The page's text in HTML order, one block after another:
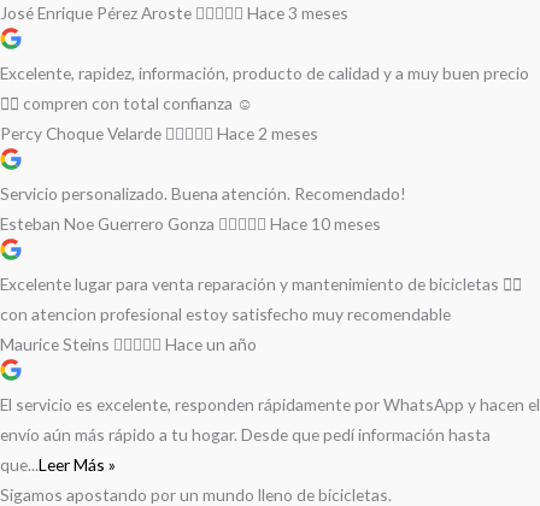
José Enrique Pérez Aroste Hace 3 meses
Excelente, rapidez, información, producto de calidad y a muy buen precio
👌🏻 compren con total confianza ☺️
Percy Choque Velarde
Hace 2 meses
Servicio personalizado. Buena atención. Recomendado!
Esteban Noe Guerrero Gonza
Hace 10 meses
Excelente lugar para venta reparación y mantenimiento de bicicletas 🚵‍♀️
con atencion profesional estoy satisfecho muy recomendable
Maurice Steins
Hace un año
El servicio es excelente, responden rápidamente por WhatsApp y hacen el
envío aún más rápido a tu hogar. Desde que pedí información hasta
que...Leer Más »
Sigamos apostando por un mundo lleno de bicicletas.